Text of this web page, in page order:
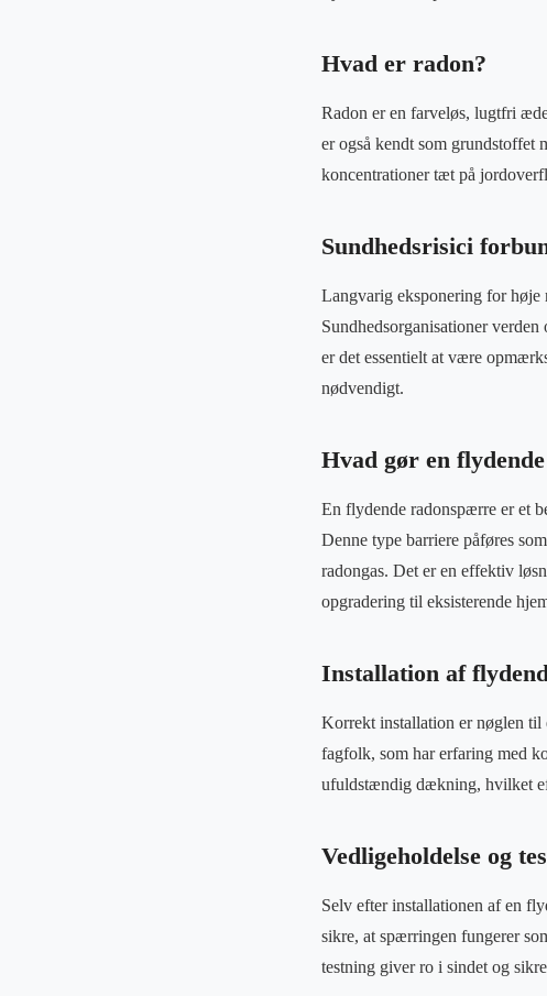
Hvad er radon?
Radon er en farveløs, lugtfri
er også kendt som grundstoffet
koncentrationer tæt på
Sundhedsrisici
Langvarig eksponering for
Sundhedsorganisationer
er det essentielt at være
nødvendigt.
Hvad gør en
En flydende radonspærre er et
Denne type barriere påføres
radongas. Det er en effektiv
opgradering til eksisterende
Installation af
Korrekt installation er nøglen til
fagfolk, som har erfaring med
ufuldstændig dækning, hvilket
Vedligeholdelse og
Selv efter installationen af en
sikre, at spærringen fungerer
testning giver ro i sindet og